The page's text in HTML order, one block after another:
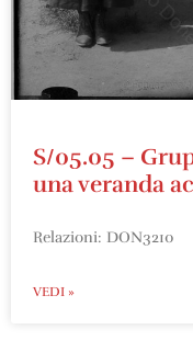
S/05.05 –
una veranda
Relazioni: DON3210
VEDI »